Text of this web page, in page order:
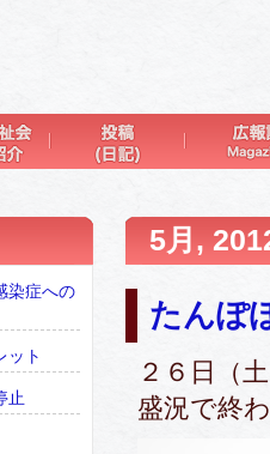
5月,
たんぽ
２６日（
盛況で終
染症への
ト
止